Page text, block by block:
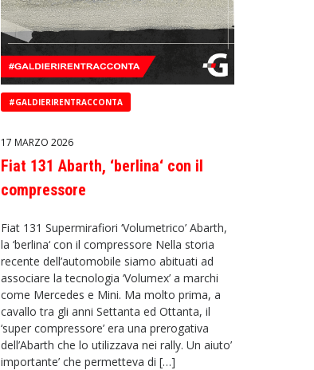
#GALDIERIRENTRACCONTA
17 MARZO 2026
Fiat 131 Abarth, ‘berlina‘ con il
compressore
Fiat 131 Supermirafiori ‘Volumetrico’ Abarth,
la ‘berlina‘ con il compressore Nella storia
recente dell’automobile siamo abituati ad
associare la tecnologia ‘Volumex’ a marchi
come Mercedes e Mini. Ma molto prima, a
cavallo tra gli anni Settanta ed Ottanta, il
‘super compressore’ era una prerogativa
dell’Abarth che lo utilizzava nei rally. Un aiuto’
importante’ che permetteva di […]